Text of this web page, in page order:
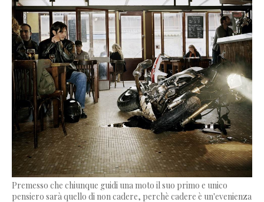
Premesso che chiunque guidi una moto il suo primo e unico
pensiero sarà quello di non cadere, perchè cadere è un'evenienza